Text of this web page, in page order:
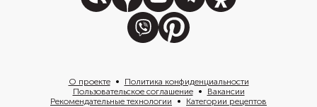
О проекте
Политика конфиденциальности
Пользовательское соглашение
Вакансии
Рекомендательные технологии
Категории рецептов